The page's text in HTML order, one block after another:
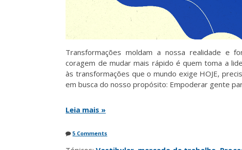
Transformações moldam a nossa realidade e
coragem de mudar mais rápido é quem toma a
às transformações que o mundo exige HOJE,
em busca do nosso propósito: Empoderar gente
Leia mais »
5 Comments